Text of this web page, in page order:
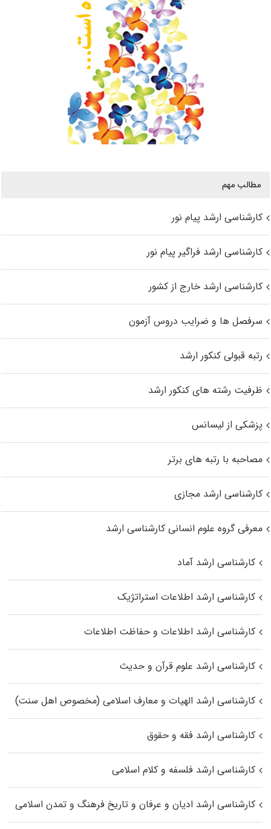
مطالب مهم
کارشناسی ارشد پیام نور
کارشناسی ارشد فراگیر پیام نور
کارشناسی ارشد خارج از کشور
سرفصل ها و ضرایب دروس آزمون
رتبه قبولی کنکور ارشد
ظرفیت رشته های کنکور ارشد
پزشکی از لیسانس
مصاحبه با رتبه های برتر
کارشناسی ارشد مجازی
معرفی گروه علوم انسانی کارشناسی ارشد
کارشناسی ارشد آماد
کارشناسی ارشد اطلاعات استراتژیک
کارشناسی ارشد اطلاعات و حفاظت اطلاعات
کارشناسی ارشد علوم قرآن و حدیث
کارشناسی ارشد الهیات و معارف اسلامی (مخصوص اهل سنت)
کارشناسی ارشد فقه و حقوق
کارشناسی ارشد فلسفه و کلام اسلامی
کارشناسی ارشد ادیان و عرفان و تاریخ فرهنگ و تمدن اسلامی